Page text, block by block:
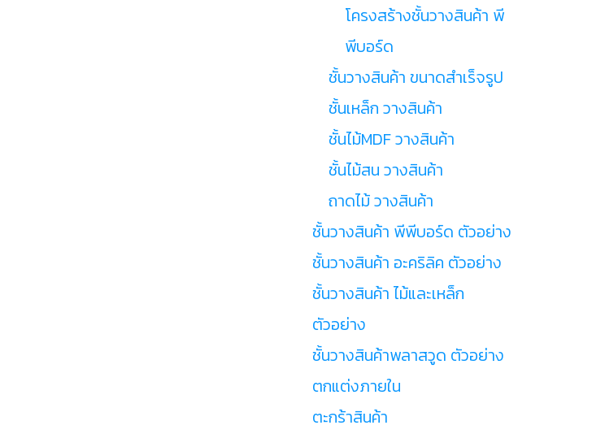
โครงสร้างชั้นวางสินค้า พี
พีบอร์ด
ชั้นวางสินค้า ขนาดสำเร็จรูป
ชั้นเหล็ก วางสินค้า
ชั้นไม้MDF วางสินค้า
ชั้นไม้สน วางสินค้า
ถาดไม้ วางสินค้า
ชั้นวางสินค้า พีพีบอร์ด ตัวอย่าง
ชั้นวางสินค้า อะคริลิค ตัวอย่าง
ชั้นวางสินค้า ไม้และเหล็ก
ตัวอย่าง
ชั้นวางสินค้าพลาสวูด ตัวอย่าง
ตกแต่งภายใน
ตะกร้าสินค้า